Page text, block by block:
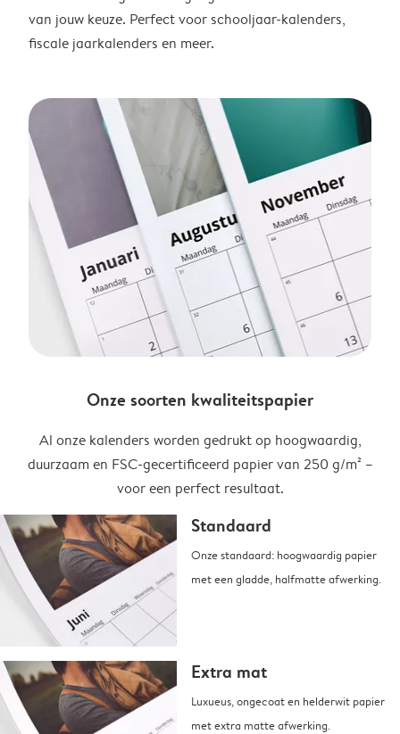
van jouw keuze. Perfect voor schooljaar-kalenders,
fiscale jaarkalenders en meer.
Onze soorten kwaliteitspapier
Al onze kalenders worden gedrukt op hoogwaardig,
duurzaam en FSC-gecertificeerd papier van 250 g/m² –
voor een perfect resultaat.
Standaard
Onze standaard: hoogwaardig papier
met een gladde, halfmatte afwerking.
Extra mat
Luxueus, ongecoat en helderwit papier
met extra matte afwerking.